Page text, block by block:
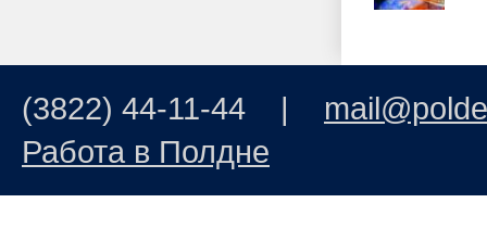
(3822) 44-11-44 |
Работа в Полдне